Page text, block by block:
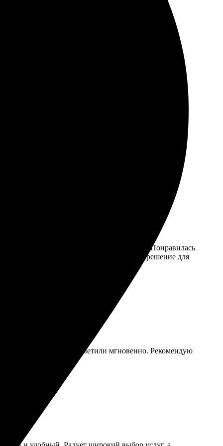
осталась довольна!
Оперативная доставка, все как обещали.
помогла разобраться с деталями. Понравилась
без проблем. Рад, что нашел такое решение для
на высоте, ответили мгновенно. Рекомендую